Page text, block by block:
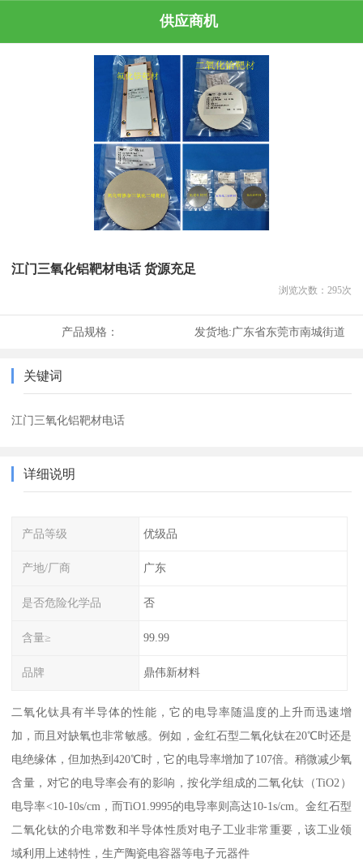
供应商机
江门三氧化铝靶材电话 货源充足
浏览次数： 295次
产品规格： 发货地:广东省东莞市南城街道
关键词
江门三氧化铝靶材电话
详细说明
产品等级 优级品
产地/厂商 广东
是否危险化学品 否
含量≥ 99.99
品牌 鼎伟新材料
二氧化钛具有半导体的性能，它的电导率随温度的上升而迅速增
加，而且对缺氧也非常敏感。例如，金红石型二氧化钛在20℃时还是
电绝缘体，但加热到420℃时，它的电导率增加了107倍。稍微减少氧
含量，对它的电导率会有的影响，按化学组成的二氧化钛（TiO2）
电导率<10-10s/cm，而TiO1.9995的电导率则高达10-1s/cm。金红石型
二氧化钛的介电常数和半导体性质对电子工业非常重要，该工业领
域利用上述特性，生产陶瓷电容器等电子元器件